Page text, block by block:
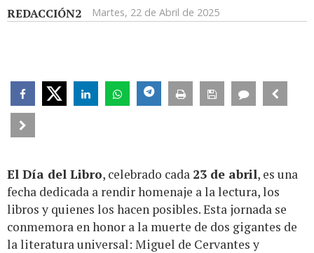
REDACCIÓN2 Martes, 22 de Abril de 2025
El Día del Libro, celebrado cada 23 de abril, es una
fecha dedicada a rendir homenaje a la lectura, los
libros y quienes los hacen posibles. Esta jornada se
conmemora en honor a la muerte de dos gigantes de
la literatura universal: Miguel de Cervantes y